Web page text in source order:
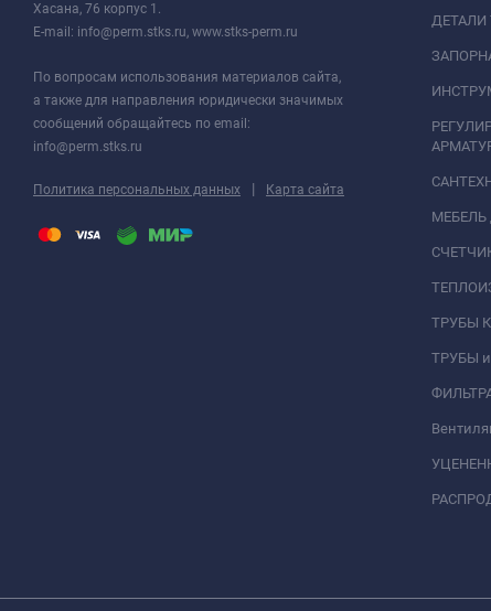
Хасана, 76 корпус 1.
E-mail: info@perm.stks.ru, www.stks-perm.ru
По вопросам использования материалов сайта,
а также для направления юридически значимых
сообщений обращайтесь по email:
info@perm.stks.ru
Политика персональных данных | Карта сайта
ТРУБЫ
ТРУБЫ